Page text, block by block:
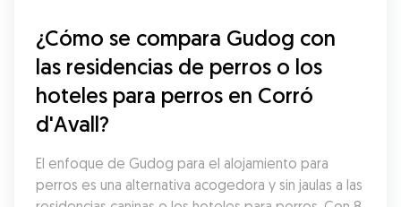
¿Cómo se compara Gudog con
las residencias de perros o los
hoteles para perros en Corró
d'Avall?
El enfoque de Gudog para el alojamiento para
perros es una alternativa acogedora y sin jaulas a las